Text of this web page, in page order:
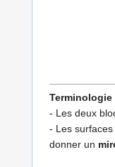
Terminologie
- Les deux
- Les
donner un